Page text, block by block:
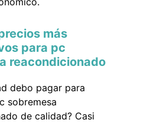
más
para pc
reacondicionado
debo pagar para
sobremesa
de calidad? Casi